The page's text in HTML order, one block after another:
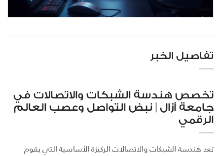
تفاصيل الخبر
تخصص هندسة الشبكات والاتصالات في
جامعة آزال | نبض التواصل وعصب العالم
الرقمي
تعد هندسة الشبكات والاتصالات الركيزة الأساسية التي يقوم